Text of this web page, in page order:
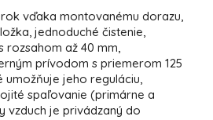
vďaka montovanému dorazu,
jednoduché čistenie,
rozsahom až 40 mm,
prívodom s priemerom 125
jeho reguláciu,
spaľovanie (primárne a
vzduch je privádzaný do